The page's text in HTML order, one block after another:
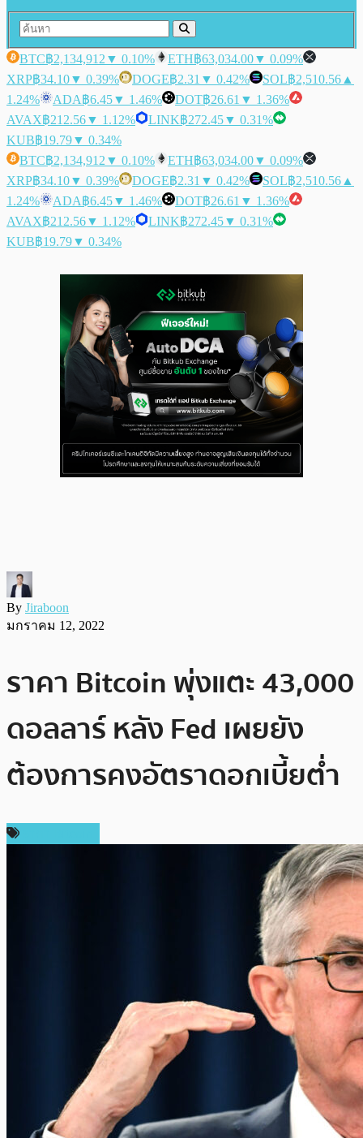
BTC฿2,134,912 ▼ 0.10% ETH฿63,034.00▼ 0.09%
XRP฿34.10▼ 0.39% DOGE฿2.31 ▼ 0.42% SOL฿2,510.56 ▲
1.24%
ADA฿6.45▼ 1.46% DOT฿26.61 ▼ 1.36%
AVAX฿212.56▼ 1.12% LINK฿272.45▼ 0.31%
KUB฿19.79▼ 0.34%
BTC฿2,134,912 ▼ 0.10% ETH฿63,034.00▼ 0.09%
XRP฿34.10▼ 0.39% DOGE฿2.31 ▼ 0.42% SOL฿2,510.56 ▲
1.24%
ADA฿6.45▼ 1.46% DOT฿26.61 ▼ 1.36%
AVAX฿212.56▼ 1.12% LINK฿272.45▼ 0.31%
KUB฿19.79▼ 0.34%
By Jiraboon
มกราคม 12, 2022
ราคา Bitcoin พุ่งแตะ 43,000
ดอลลาร์ หลัง Fed เผยยัง
ต้องการคงอัตราดอกเบี้ยต่ำ